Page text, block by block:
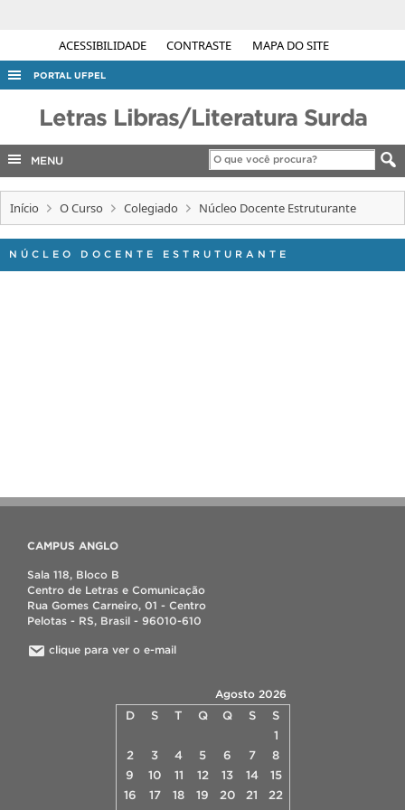
ACESSIBILIDADE CONTRASTE MAPA DO SITE
PORTAL UFPEL
COBALTO
INTERNACIONAL
Letras Libras/Literatura Surda
MENU
Início O Curso Colegiado Núcleo Docente Estruturante
NÚCLEO DOCENTE ESTRUTURANTE
CAMPUS ANGLO
Sala 118, Bloco B
Centro de Letras e Comunicação
Rua Gomes Carneiro, 01 - Centro
Pelotas - RS, Brasil - 96010-610
clique para ver o e-mail
Agosto 2026
D S T Q Q S
S
1
2
3 4 5 6 7
8
9
10 11 12 13 14
15
16
17 18 19 20 21
22